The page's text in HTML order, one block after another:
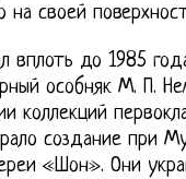
на своей
вплоть до 1985
особняк М. П.
коллекций
создание при
«Шон». Они